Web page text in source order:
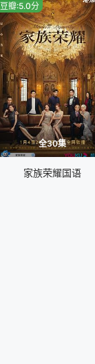
全30集
豆瓣:5.0分
家族荣耀国语